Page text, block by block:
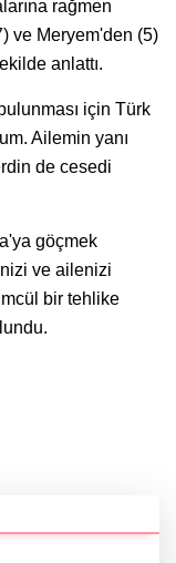
rağmen
ve Meryem'den (5)
anlattı.
için Türk
Ailemin yanı
de cesedi
göçmek
ve ailenizi
bir tehlike